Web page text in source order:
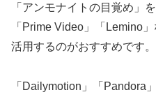
「アンモナイトの目覚め」
「Prime Video」「Lemino
活用するのがおすすめです。
「Dailymotion」「Pandora